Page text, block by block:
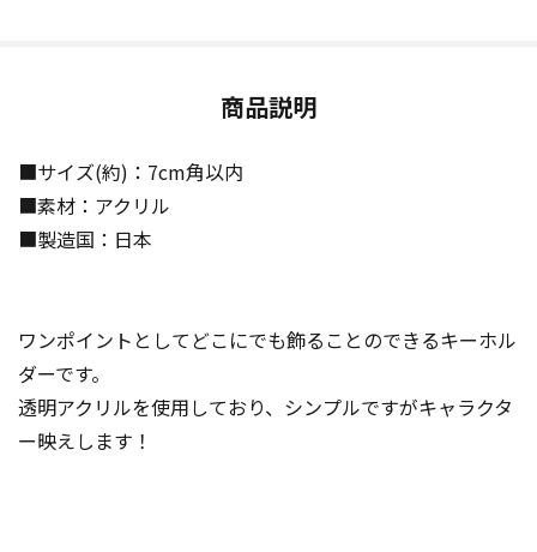
商品説明
■サイズ(約)：7cm角以内
■素材：アクリル
■製造国：日本
ワンポイントとしてどこにでも飾ることのできるキーホル
ダーです。
透明アクリルを使用しており、シンプルですがキャラクタ
ー映えします！